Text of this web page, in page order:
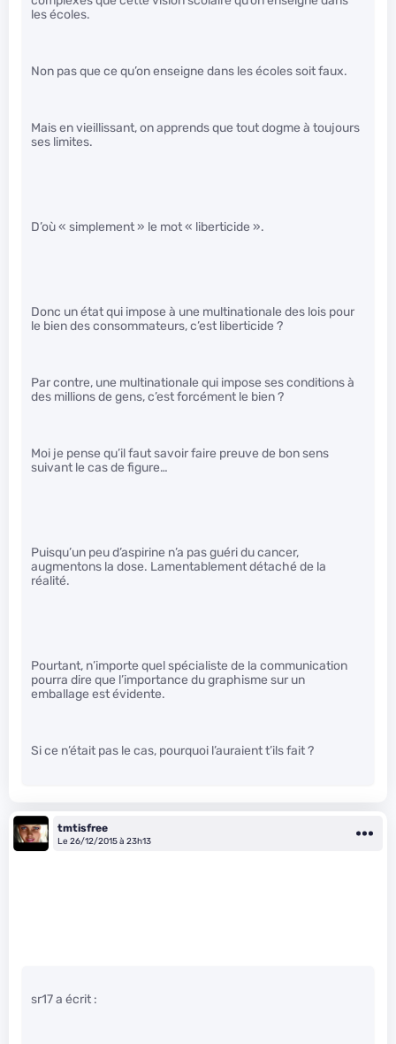
les écoles.
Non pas que ce qu’on enseigne dans les écoles soit faux.
Mais en vieillissant, on apprends que tout dogme à toujours
ses limites.
D’où « simplement » le mot « liberticide ».
Donc un état qui impose à une multinationale des lois pour
le bien des consommateurs, c’est liberticide ?
Par contre, une multinationale qui impose ses conditions à
des millions de gens, c’est forcément le bien ?
Moi je pense qu’il faut savoir faire preuve de bon sens
suivant le cas de figure…
Puisqu’un peu d’aspirine n’a pas guéri du cancer,
augmentons la dose. Lamentablement détaché de la
réalité.
Pourtant, n’importe quel spécialiste de la communication
pourra dire que l’importance du graphisme sur un
emballage est évidente.
Si ce n’était pas le cas, pourquoi l’auraient t’ils fait ?
tmtisfree
Le 26/12/2015 à 23h13
sr17 a écrit :